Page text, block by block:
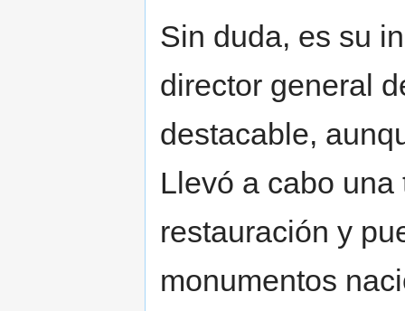
Sin duda, es su
director general
destacable,
Llevó a cabo
restauración y
monumentos